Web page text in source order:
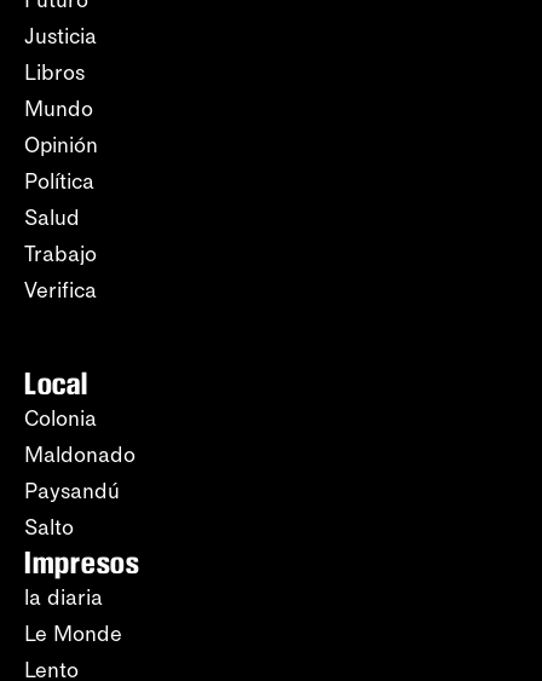
Justicia
Libros
Mundo
Opinión
Política
Salud
Trabajo
Verifica
Local
Colonia
Maldonado
Paysandú
Salto
Impresos
la diaria
Le Monde
Lento